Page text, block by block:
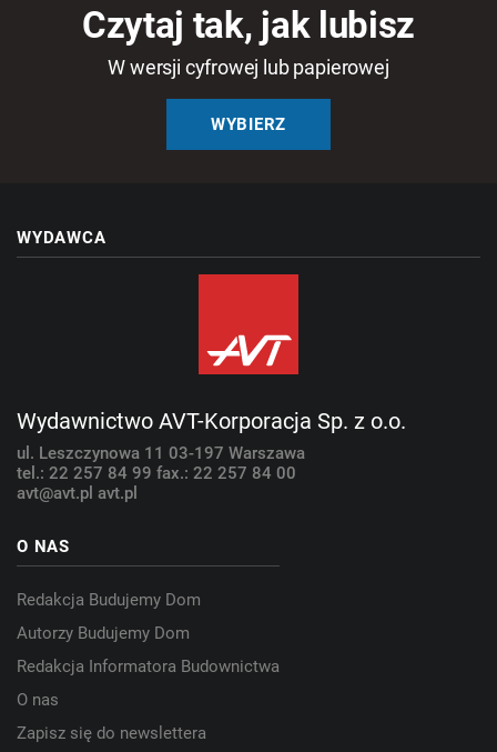
Czytaj tak, jak lubisz
W wersji cyfrowej lub papierowej
WYBIERZ
WYDAWCA
Wydawnictwo AVT-Korporacja Sp. z o.o.
ul. Leszczynowa 11 03-197 Warszawa
tel.: 22 257 84 99 fax.: 22 257 84 00
avt@avt.pl avt.pl
O NAS
Redakcja Budujemy Dom
Autorzy Budujemy Dom
Redakcja Informatora Budownictwa
O nas
Zapisz się do newslettera